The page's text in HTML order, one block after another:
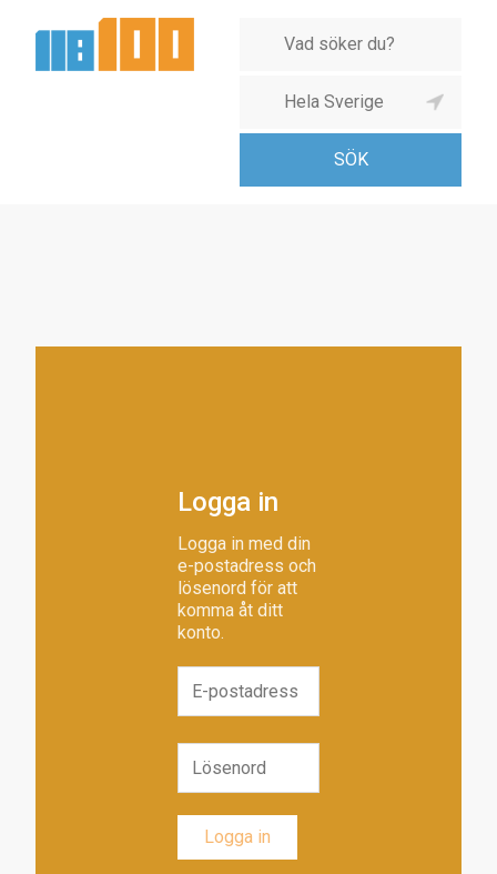
Logga in
Logga in med din
e-postadress och
lösenord för att
komma åt ditt
konto.